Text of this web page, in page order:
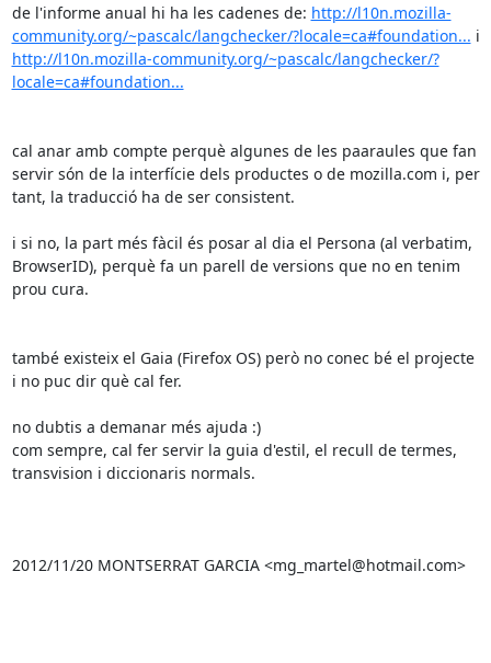
de l'informe anual hi ha les cadenes de: http://l10n.mozilla-
community.org/~pascalc/langchecker/?locale=ca#foundation...
http://l10n.mozilla-community.org/~pascalc/langchecker/?
locale=ca#foundation...
cal anar amb compte perquè algunes de les paaraules que fan
servir són de la interfície dels productes o de mozilla.com i, per
tant, la traducció ha de ser consistent.
i si no, la part més fàcil és posar al dia el Persona (al verbatim,
BrowserID), perquè fa un parell de versions que no en tenim
prou cura.
també existeix el Gaia (Firefox OS) però no conec bé el projecte
i no puc dir què cal fer.
no dubtis a demanar més ajuda :)
com sempre, cal fer servir la guia d'estil, el recull de termes,
transvision i diccionaris normals.
2012/11/20 MONTSERRAT GARCIA <mg_martel@hotmail.com>